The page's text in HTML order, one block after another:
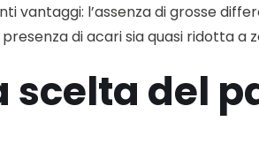
vantaggi: l’assenza di grosse
di acari sia quasi ridotta a
scelta del